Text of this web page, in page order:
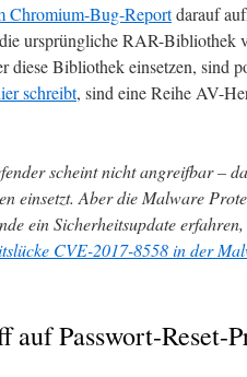
Chromium-Bug-Reportdarauf
ursprüngliche RAR-Bibliothek
diese Bibliothek einsetzen, sind
schreibt, sind eine Reihe AV-
scheint nicht angreifbar –
einsetzt. Aber die Malware
ein Sicherheitsupdate
CVE-2017-8558 in der
Passwort-Reset-